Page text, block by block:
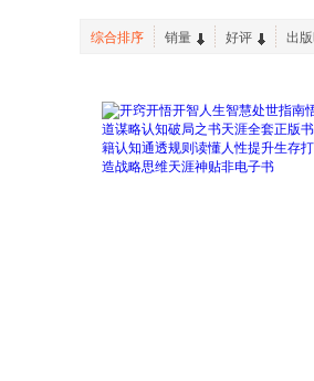
综合排序 销量 好评 出